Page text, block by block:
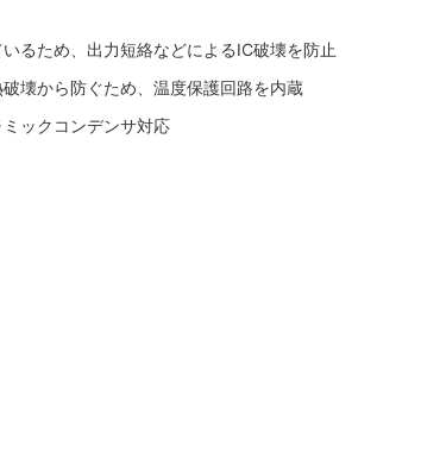
るため、出力短絡などによるIC破壊を防止
壊から防ぐため、温度保護回路を内蔵
ックコンデンサ対応